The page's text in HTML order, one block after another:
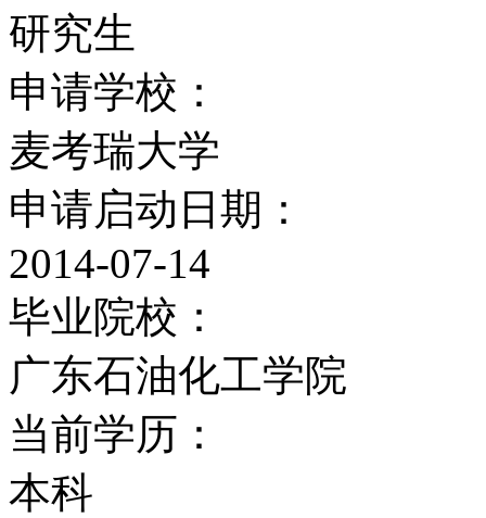
澳大利亚国家词典
瑞大学主编（其地位相
2001年，麦考瑞大学因
而荣获了香港-澳洲贸易
（汇丰银行）新南威尔
麦考瑞大学在科技辅助
校更加突出：其“网上学
学生更好地面对网上世
研究生
申请学校：
麦考瑞大学
申请启动日期：
2014-07-14
毕业院校：
广东石油化工学院
当前学历：
本科